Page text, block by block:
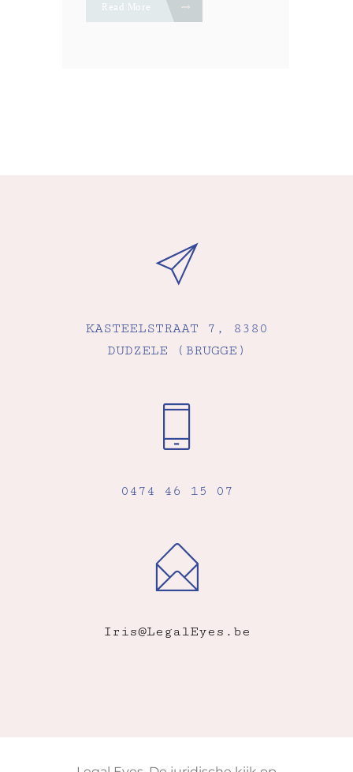
Read More
KASTEELSTRAAT 7, 8380
DUDZELE (BRUGGE)
0474 46 15 07
Iris@LegalEyes.be